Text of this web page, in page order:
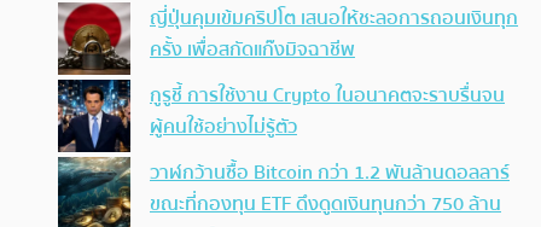
ญี่ปุ่นคุมเข้มคริปโต เสนอให้ชะลอการถอนเงินทุก
ครั้ง เพื่อสกัดแก๊งมิจฉาชีพ
กูรูชี้ การใช้งาน Crypto ในอนาคตจะราบรื่นจน
ผู้คนใช้อย่างไม่รู้ตัว
วาฬกว้านซื้อ Bitcoin กว่า 1.2 พันล้านดอลลาร์
ขณะที่กองทุน ETF ดึงดูดเงินทุนกว่า 750 ล้าน